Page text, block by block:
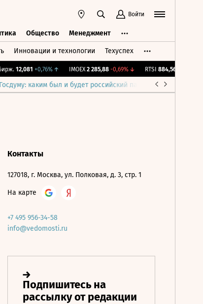
Войти
Общество Менеджмент
Инновации и технологии Техуспех
12,081 +0,76%↑ IMOEX 2 285,88 -0,69%↓ RTSI 884,56 -1,27%
каким был и будет российский парламент
Контакты
127018, г. Москва, ул. Полковая, д. 3, стр. 1
На карте
+7 495 956-34-58
info@vedomosti.ru